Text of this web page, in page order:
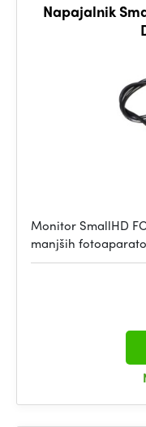
Napajalnik
Monitor SmallHD
manjših